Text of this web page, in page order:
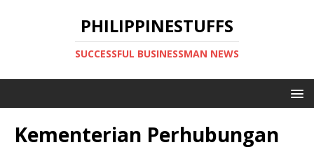
PHILIPPINESTUFFS
SUCCESSFUL BUSINESSMAN NEWS
Kementerian Perhubungan